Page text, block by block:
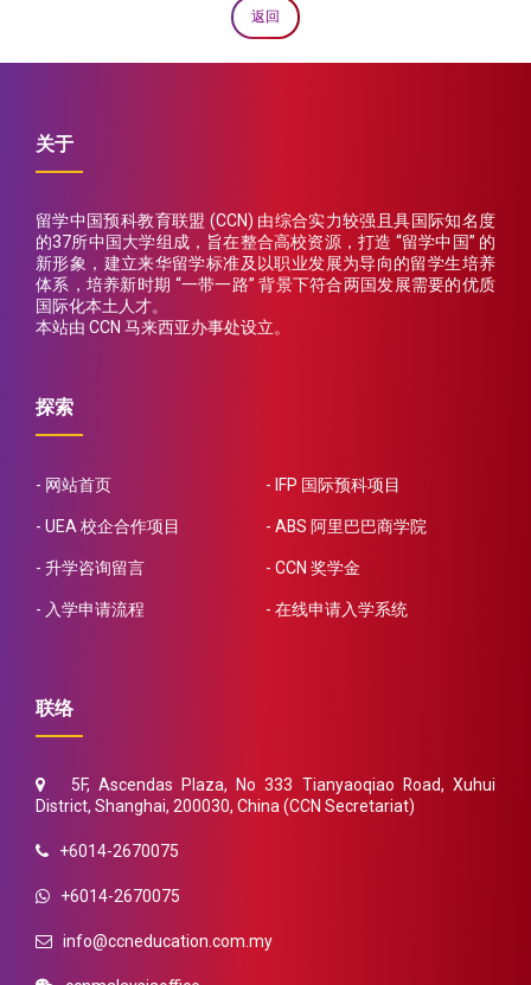
返回
关于
留学中国预科教育联盟 (CCN) 由综合实力较强且具国际知名度
的37所中国大学组成，旨在整合高校资源，打造 “留学中国” 的
新形象，建立来华留学标准及以职业发展为导向的留学生培养
体系，培养新时期 “一带一路” 背景下符合两国发展需要的优质
国际化本土人才。
本站由 CCN 马来西亚办事处设立。
探索
网站首页 IFP 国际预科项目
UEA 校企合作项目 ABS 阿里巴巴商学院
升学咨询留言 CCN 奖学金
入学申请流程 在线申请入学系统
联络
5F, Ascendas Plaza, No 333 Tianyaoqiao Road, Xuhui
District, Shanghai, 200030, China (CCN Secretariat)
+6014-2670075
+6014-2670075
info@ccneducation.com.my